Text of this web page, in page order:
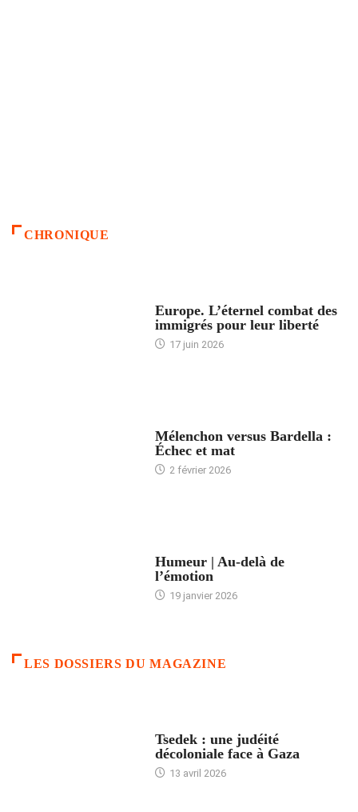
CHRONIQUE
Europe. L’éternel combat des
immigrés pour leur liberté
17 juin 2026
Mélenchon versus Bardella :
Échec et mat
2 février 2026
Humeur | Au-delà de
l’émotion
19 janvier 2026
LES DOSSIERS DU MAGAZINE
Tsedek : une judéité
décoloniale face à Gaza
13 avril 2026